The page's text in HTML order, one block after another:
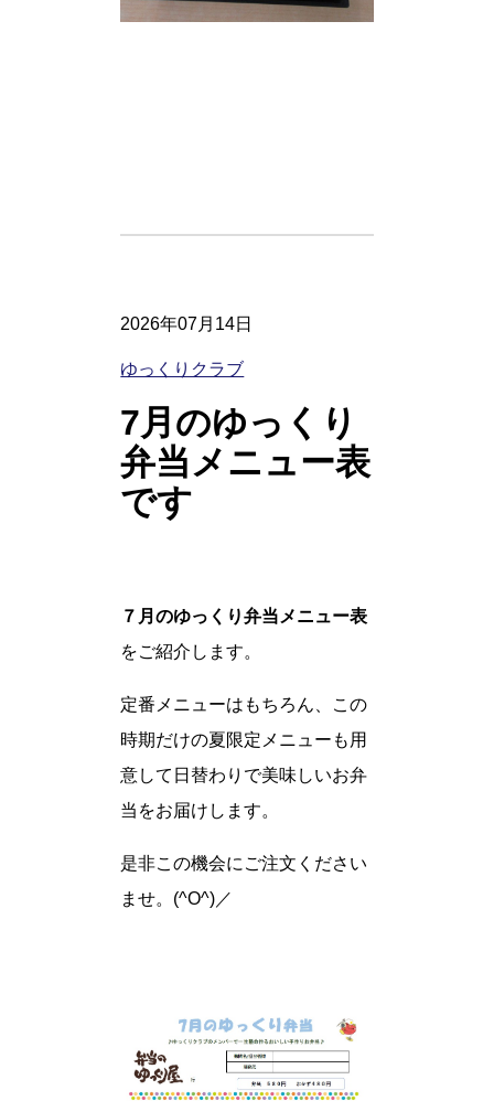
2026年07月14日
ゆっくりクラブ
7月のゆっくり
弁当メニュー表
です
７月のゆっくり弁当メニュー表
をご紹介します。
定番メニューはもちろん、この
時期だけの夏限定メニューも用
意して日替わりで美味しいお弁
当をお届けします。
是非この機会にご注文ください
ませ。(^O^)／